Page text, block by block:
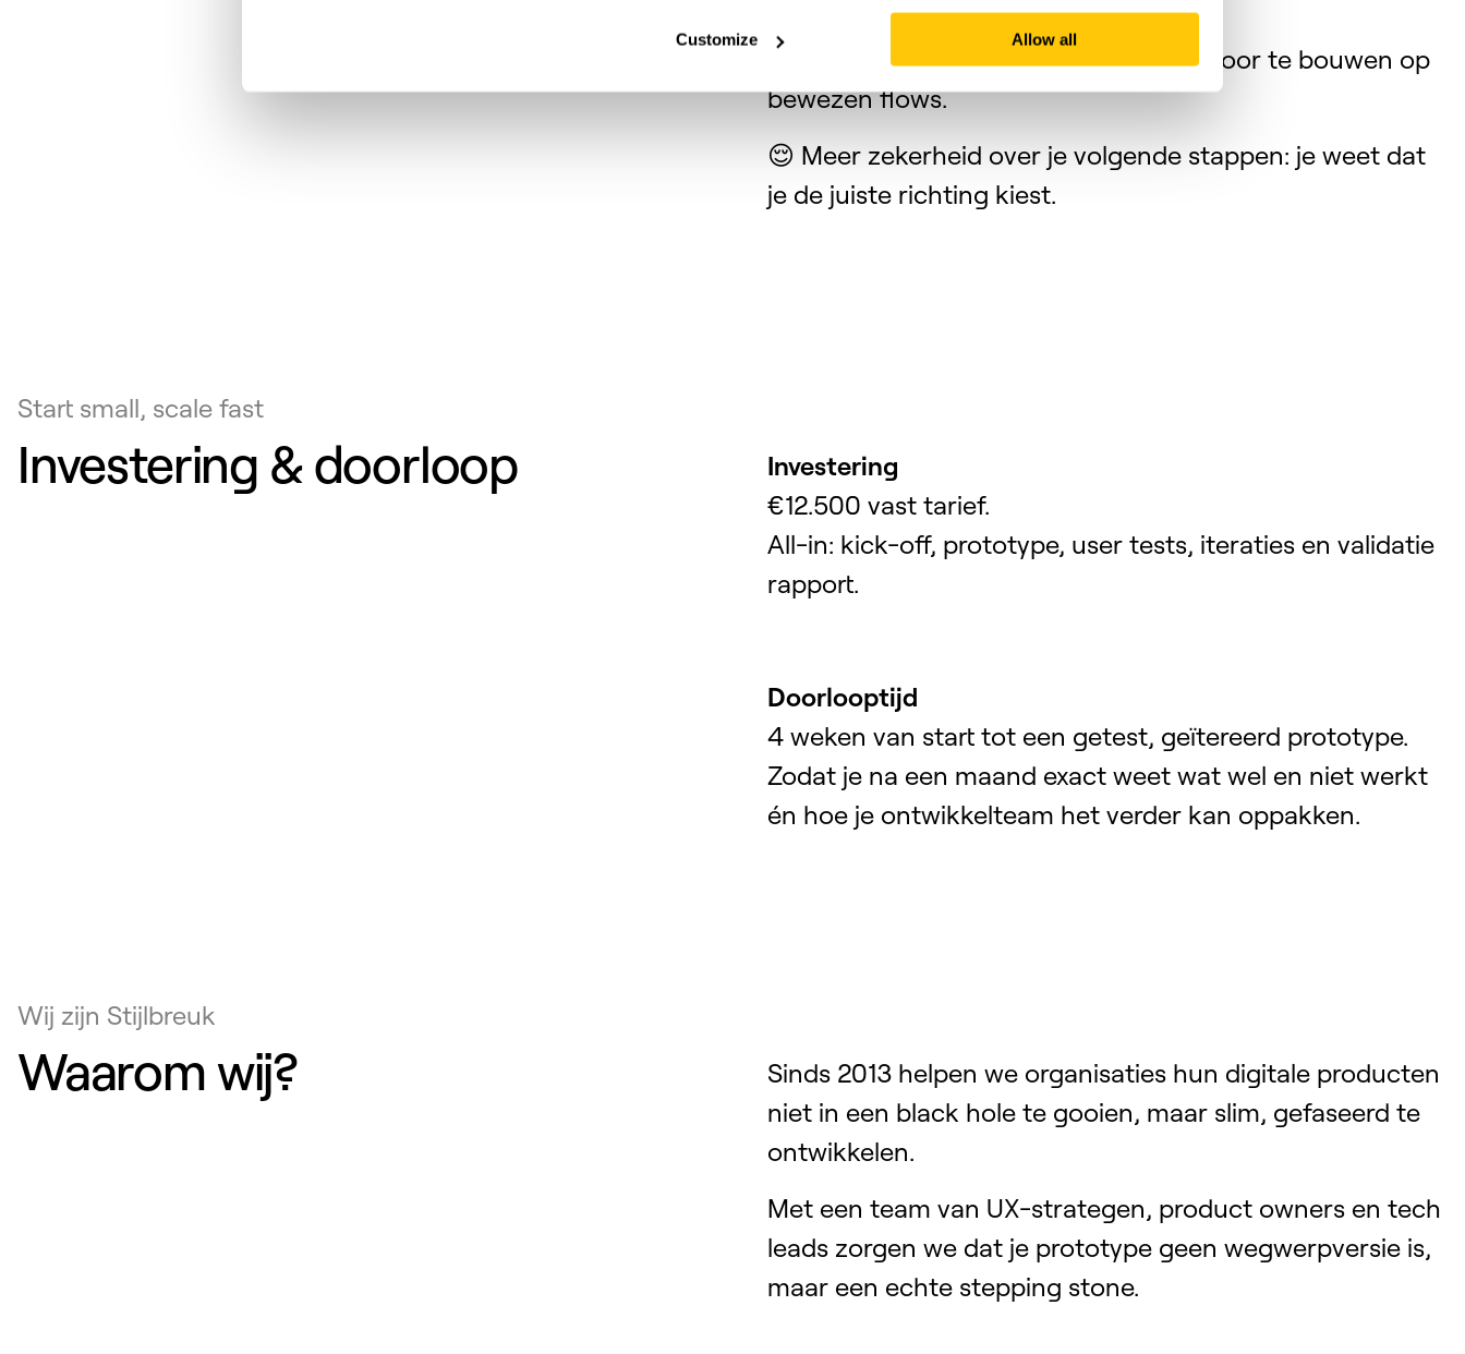
Customize Allow all
💸 Bespaar budget aan development door te bouwen op
bewezen flows.
😌 Meer zekerheid over je volgende stappen: je weet dat
je de juiste richting kiest.
Start small, scale fast
Investering & doorloop
Investering
€12.500 vast tarief.
All-in: kick-off, prototype, user tests, iteraties en validatie
rapport.
Doorlooptijd
4 weken van start tot een getest, geïtereerd prototype.
Zodat je na een maand exact weet wat wel en niet werkt
én hoe je ontwikkelteam het verder kan oppakken.
Wij zijn Stijlbreuk
Waarom wij?
Sinds 2013 helpen we organisaties hun digitale producten
niet in een black hole te gooien, maar slim, gefaseerd te
ontwikkelen.
Met een team van UX-strategen, product owners en tech
leads zorgen we dat je prototype geen wegwerpversie is,
maar een echte stepping stone.